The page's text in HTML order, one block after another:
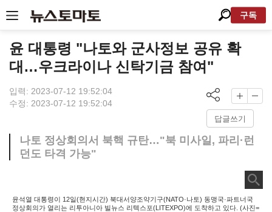
구독
윤 대통령 "나토와 군사정보 공유 확
대…우크라이나 신탁기금 참여"
입력: 2023-07-12 19:52:04
수정: 2023-07-12 19:52:04
답글쓰기
나토 정상회의서 북핵 규탄…"북 미사일, 파리·런
던도 타격 가능"
윤석열 대통령이 12일(현지시간) 북대서양조약기구(NATO·나토) 동맹국·파트너국
정상회의가 열리는 리투아니아 빌뉴스 리텍스포(LITEXPO)에 도착하고 있다. (사진=